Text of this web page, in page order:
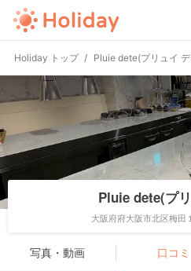
Holiday トップ Pluie dete(プリュイ
Pluie dete(プ
大阪府府大阪市北区梅田
写真・動画 口コミ